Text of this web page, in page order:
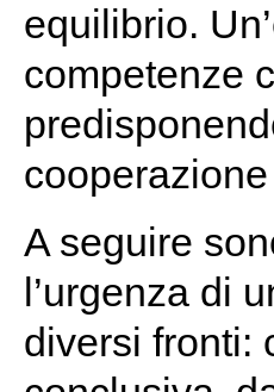
equilibrio.
competenze
A seguire
l’urgenza di
diversi fronti: